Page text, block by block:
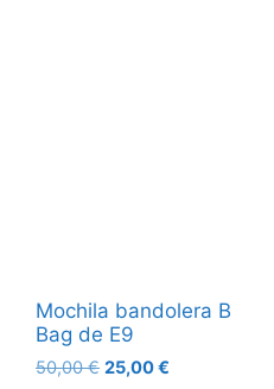
Mochila bandolera B
Bag de E9
50,00€ 25,00€